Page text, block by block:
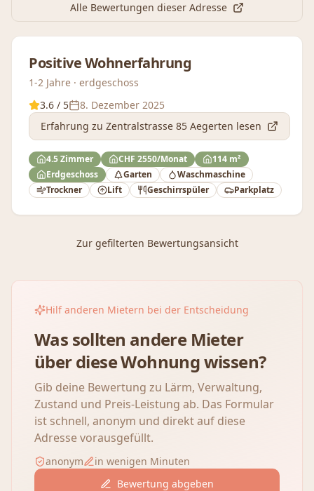
Alle Bewertungen dieser Adresse
Positive Wohnerfahrung
1-2 Jahre · erdgeschoss
3.6 / 5
8. Dezember 2025
Erfahrung zu Zentralstrasse 85 Aegerten lesen
4.5 Zimmer CHF 2550/Monat
114 m²
Erdgeschoss
Garten
Waschmaschine
Trockner
Lift Geschirrspüler Parkplatz
Zur gefilterten Bewertungsansicht
Hilf anderen Mietern bei der Entscheidung
Was sollten andere Mieter
über diese Wohnung wissen?
Gib deine Bewertung zu Lärm, Verwaltung,
Zustand und Preis-Leistung ab. Das Formular
ist schnell, anonym und direkt auf diese
Adresse vorausgefüllt.
anonym
in wenigen Minuten
Bewertung abgeben